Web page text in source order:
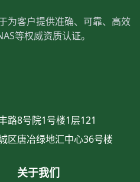
为客户提供准确、可靠、高效
等权威资质认证。
路8号院1号楼1层121
区唐冶绿地汇中心36号楼
关于我们